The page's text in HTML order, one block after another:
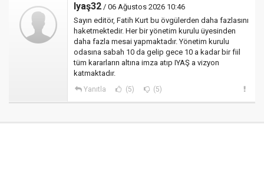
Iyaş32 / 06 Ağustos 2026 10:46
Sayın editör, Fatih Kurt bu övgülerden daha fazlasını
haketmektedir. Her bir yönetim kurulu üyesinden
daha fazla mesai yapmaktadır. Yönetim kurulu
odasına sabah 10 da gelip gece 10 a kadar bir fiil
tüm kararların altına imza atıp IYAŞ a vizyon
katmaktadır.
Yanıtla (5) (5)